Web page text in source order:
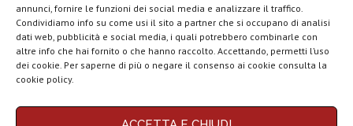
annunci, fornire le funzioni dei social media e analizzare il traffico.
Condividiamo info su come usi il sito a partner che si occupano di analisi
dati web, pubblicità e social media, i quali potrebbero combinarle con
altre info che hai fornito o che hanno raccolto. Accettando, permetti l’uso
dei cookie. Per saperne di più o negare il consenso ai cookie consulta la
cookie policy.
Chi siamo Contatti Disclaimer Privacy policy
LEGGI ANCHE
iPad Pro, MacBook